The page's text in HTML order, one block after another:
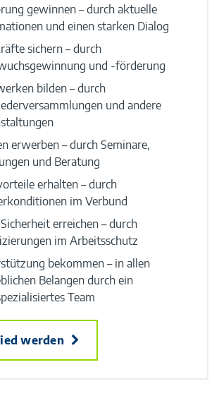
gewinnen – durch aktuelle
und einen starken Dialog
sichern – durch
und -förderung
bilden – durch
und andere
erwerben – durch Seminare,
und Beratung
erhalten – durch
im Verbund
erreichen – durch
im Arbeitsschutz
bekommen – in allen
Belangen durch ein
Team
werden